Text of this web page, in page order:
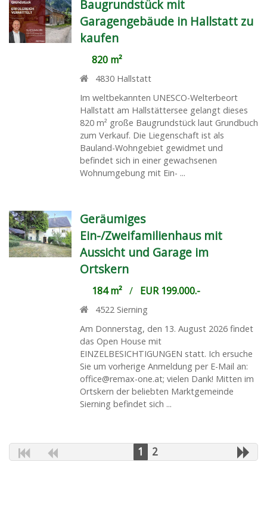
Baugrundstück mit
Garagengebäude in Hallstatt zu
kaufen
820 m²
4830 Hallstatt
Im weltbekannten UNESCO-Welterbeort
Hallstatt am Hallstättersee gelangt dieses
820 m² große Baugrundstück laut Grundbuch
zum Verkauf. Die Liegenschaft ist als
Bauland-Wohngebiet gewidmet und
befindet sich in einer gewachsenen
Wohnumgebung mit Ein- ...
Geräumiges
Ein-/Zweifamilienhaus mit
Aussicht und Garage im
Ortskern
184 m²/ EUR 199.000.-
4522 Sierning
Am Donnerstag, den 13. August 2026 findet
das Open House mit
EINZELBESICHTIGUNGEN statt. Ich ersuche
Sie um vorherige Anmeldung per E-Mail an:
office@remax-one.at; vielen Dank! Mitten im
Ortskern der beliebten Marktgemeinde
Sierning befindet sich ...
1 2